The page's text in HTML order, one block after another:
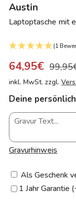
Austin
Laptoptasche mit
(1
64,95€
inkl. MwSt. zzgl.
Deine
Gravurhinweis
Als Geschenk
1 Jahr Garantie